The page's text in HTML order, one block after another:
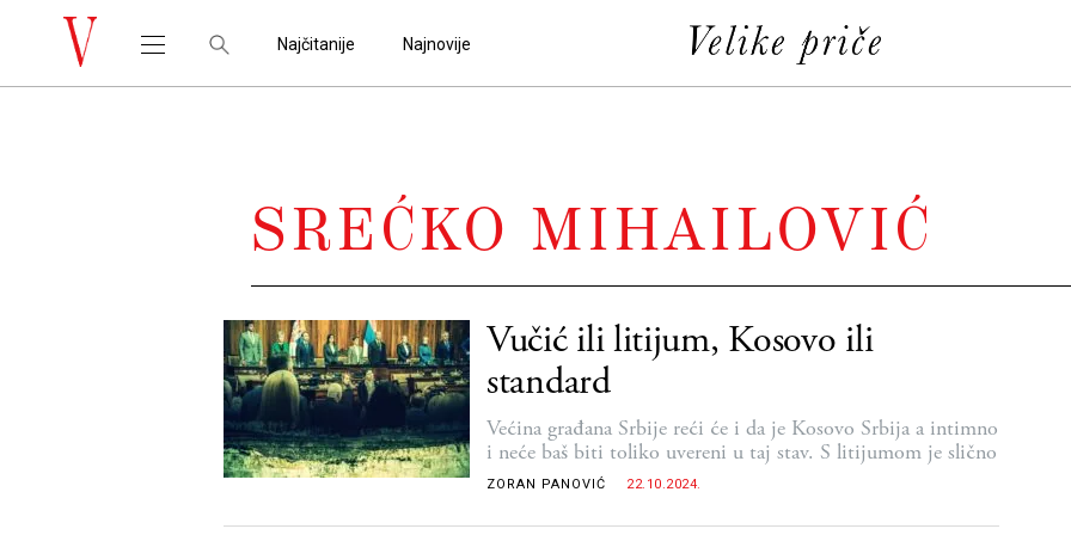
Najčitanije Najnovije
SREĆKO MIHAILOVIĆ
Vučić ili litijum, Kosovo ili
standard
Većina građana Srbije reći će i da je Kosovo Srbija a intimno
i neće baš biti toliko uvereni u taj stav. S litijumom je slično
ZORAN PANOVIĆ 22.10.2024.